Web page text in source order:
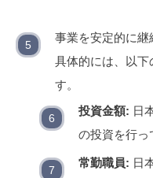
事業を安定的に継
具体的には、以下
す。
投資金額: 日
の投資を行っ
常勤職員: 日